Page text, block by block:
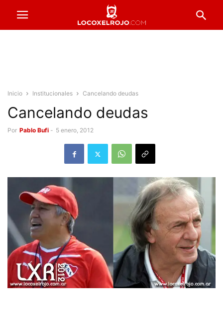
Inicio Institucionales Cancelando deudas
Cancelando deudas
Por Pablo Bufi - 5 enero, 2012